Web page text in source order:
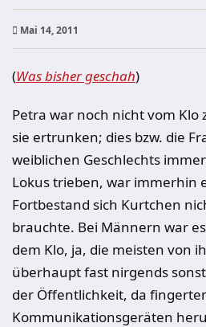
Mai 14, 2011
(Was bisher geschah)
Petra war noch nicht vom
sie ertrunken; dies bzw. die
weiblichen Geschlechts
Lokus trieben, war immerhin
Fortbestand sich Kurtchen
brauchte. Bei Männern war
dem Klo, ja, die meisten von
überhaupt fast nirgends
der Öf­fentlichkeit, da
Kom­munikationsgeräten